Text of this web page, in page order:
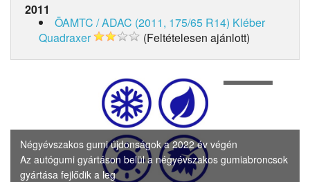
2011
ÖAMTC / ADAC (2011, 175/65 R14) Kléber
Quadraxer
(Feltételesen ajánlott)
Négyévszakos gumi újdonságok a 2022 év végén
Az autógumi gyártáson belül a négyévszakos gumiabroncsok
gyártása fejlődik a leg